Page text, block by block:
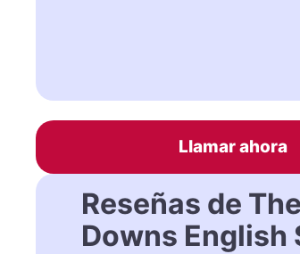
Llamar ahora
Reseñas de
Downs English